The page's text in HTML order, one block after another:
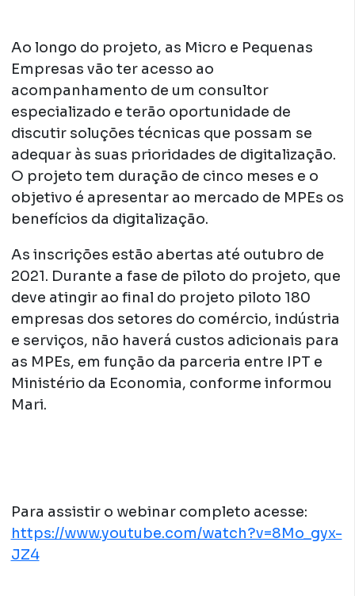
Ao longo do projeto, as Micro e Pequenas
Empresas vão ter acesso ao
acompanhamento de um consultor
especializado e terão oportunidade de
discutir soluções técnicas que possam se
adequar às suas prioridades de digitalização.
O projeto tem duração de cinco meses e o
objetivo é apresentar ao mercado de MPEs os
benefícios da digitalização.
As inscrições estão abertas até outubro de
2021. Durante a fase de piloto do projeto, que
deve atingir ao final do projeto piloto 180
empresas dos setores do comércio, indústria
e serviços, não haverá custos adicionais para
as MPEs, em função da parceria entre IPT e
Ministério da Economia, conforme informou
Mari.
Para assistir o webinar completo acesse:
https://www.youtube.com/watch?v=8Mo_gyx-
JZ4